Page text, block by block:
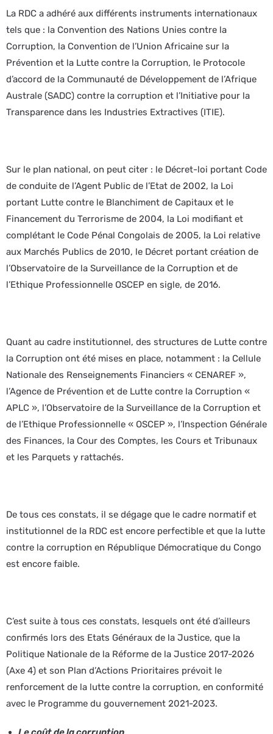
La RDC a adhéré aux différents instruments internationaux
tels que : la Convention des Nations Unies contre la
Corruption, la Convention de l’Union Africaine sur la
Prévention et la Lutte contre la Corruption, le Protocole
d’accord de la Communauté de Développement de l’Afrique
Australe (SADC) contre la corruption et l’Initiative pour la
Transparence dans les Industries Extractives (ITIE).
Sur le plan national, on peut citer : le Décret-loi portant Code
de conduite de l’Agent Public de l’Etat de 2002, la Loi
portant Lutte contre le Blanchiment de Capitaux et le
Financement du Terrorisme de 2004, la Loi modifiant et
complétant le Code Pénal Congolais de 2005, la Loi relative
aux Marchés Publics de 2010, le Décret portant création de
l’Observatoire de la Surveillance de la Corruption et de
l’Ethique Professionnelle OSCEP en sigle, de 2016.
Quant au cadre institutionnel, des structures de Lutte contre
la Corruption ont été mises en place, notamment : la Cellule
Nationale des Renseignements Financiers « CENAREF »,
l’Agence de Prévention et de Lutte contre la Corruption «
APLC », l’Observatoire de la Surveillance de la Corruption et
de l’Ethique Professionnelle « OSCEP », l’Inspection Générale
des Finances, la Cour des Comptes, les Cours et Tribunaux
et les Parquets y rattachés.
De tous ces constats, il se dégage que le cadre normatif et
institutionnel de la RDC est encore perfectible et que la lutte
contre la corruption en République Démocratique du Congo
est encore faible.
C’est suite à tous ces constats, lesquels ont été d’ailleurs
confirmés lors des Etats Généraux de la Justice, que la
Politique Nationale de la Réforme de la Justice 2017-2026
(Axe 4) et son Plan d’Actions Prioritaires prévoit le
renforcement de la lutte contre la corruption, en conformité
avec le Programme du gouvernement 2021-2023.